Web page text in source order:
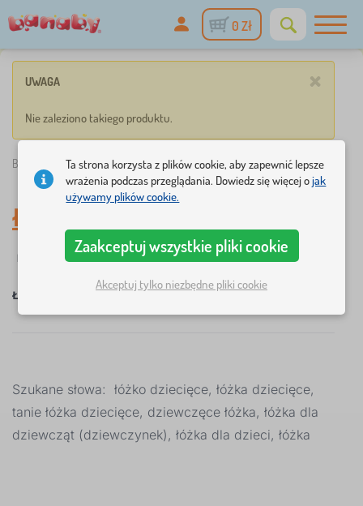
0 Zł
×
UWAGA
Nie zaleziono takiego produktu.
Banaby.pl »Łóżka dla dzieci
Łóżka dla dzieci
Filtry nowość Wymiar łóżka 1 Dostępność
Wymiar łóżka
1
Łóżka dla dzieci×200x100 cm× USUŃ ×
Szukane słowa: łóżko dziecięce, łóżka dziecięce,
tanie łóżka dziecięce, dziewczęce łóżka, łóżka dla
dziewcząt (dziewczynek), łóżka dla dzieci, łóżka
Ta strona korzysta z plików cookie, aby zapewnić lepsze
wrażenia podczas przeglądania. Dowiedz się więcej ojak
używamy plików cookie.
Zaakceptuj wszystkie pliki cookie
Akceptuj tylko niezbędne pliki cookie